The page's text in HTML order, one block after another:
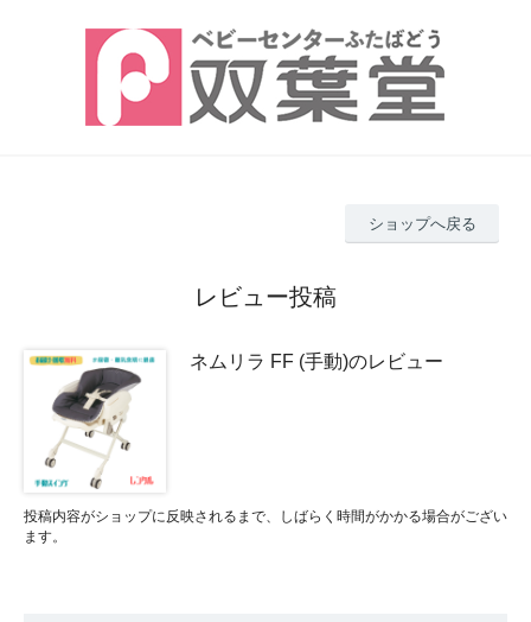
ショップへ戻る
レビュー投稿
ネムリラ FF (手動)のレビュー
投稿内容がショップに反映されるまで、しばらく時間がかかる場合がござい
ます。